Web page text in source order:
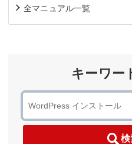
全マニュアル一覧
キーワー
検